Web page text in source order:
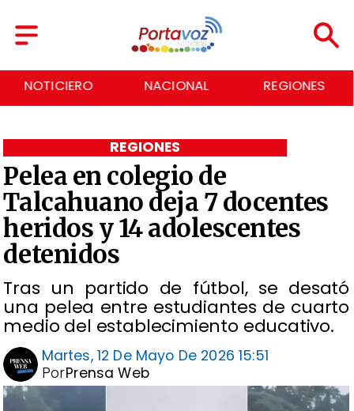
NOTICIERO NACIONAL REGIONES
Pelea en colegio de
Talcahuano deja 7 docentes
heridos y 14 adolescentes
detenidos
Tras un partido de fútbol, se desató
una pelea entre estudiantes de cuarto
medio del establecimiento educativo.
REGIONES
Martes, 12 De Mayo De 2026 15:51
Prensa Web
Por